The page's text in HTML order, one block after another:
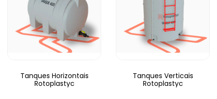
Tanques Horizontais
Rotoplastyc
Tanques Verticais
Rotoplastyc